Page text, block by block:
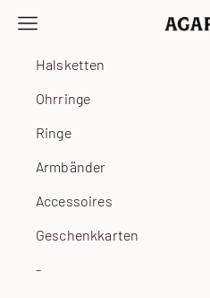
Agapée
Navigationsmenü öffnen
Halsketten
Ohrringe
Ringe
Armbänder
Accessoires
Geschenkkarten
-